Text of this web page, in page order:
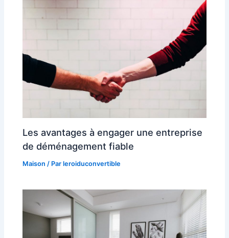
Les avantages à engager une entreprise
de déménagement fiable
Maison / Parleroiduconvertible